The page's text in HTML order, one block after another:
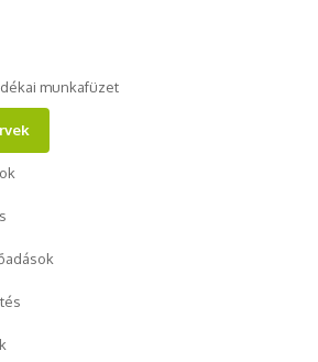
munkafüzet